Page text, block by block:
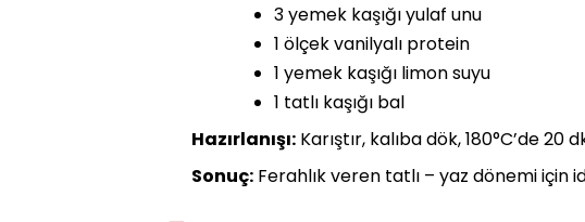
3 yemek kaşığı yulaf unu
1 ölçek vanilyalı protein
1 yemek kaşığı limon suyu
1 tatlı kaşığı bal
Hazırlanışı: Karıştır, kalıba dök, 180°C’de 20
Sonuç: Ferahlık veren tatlı – yaz dönemi için